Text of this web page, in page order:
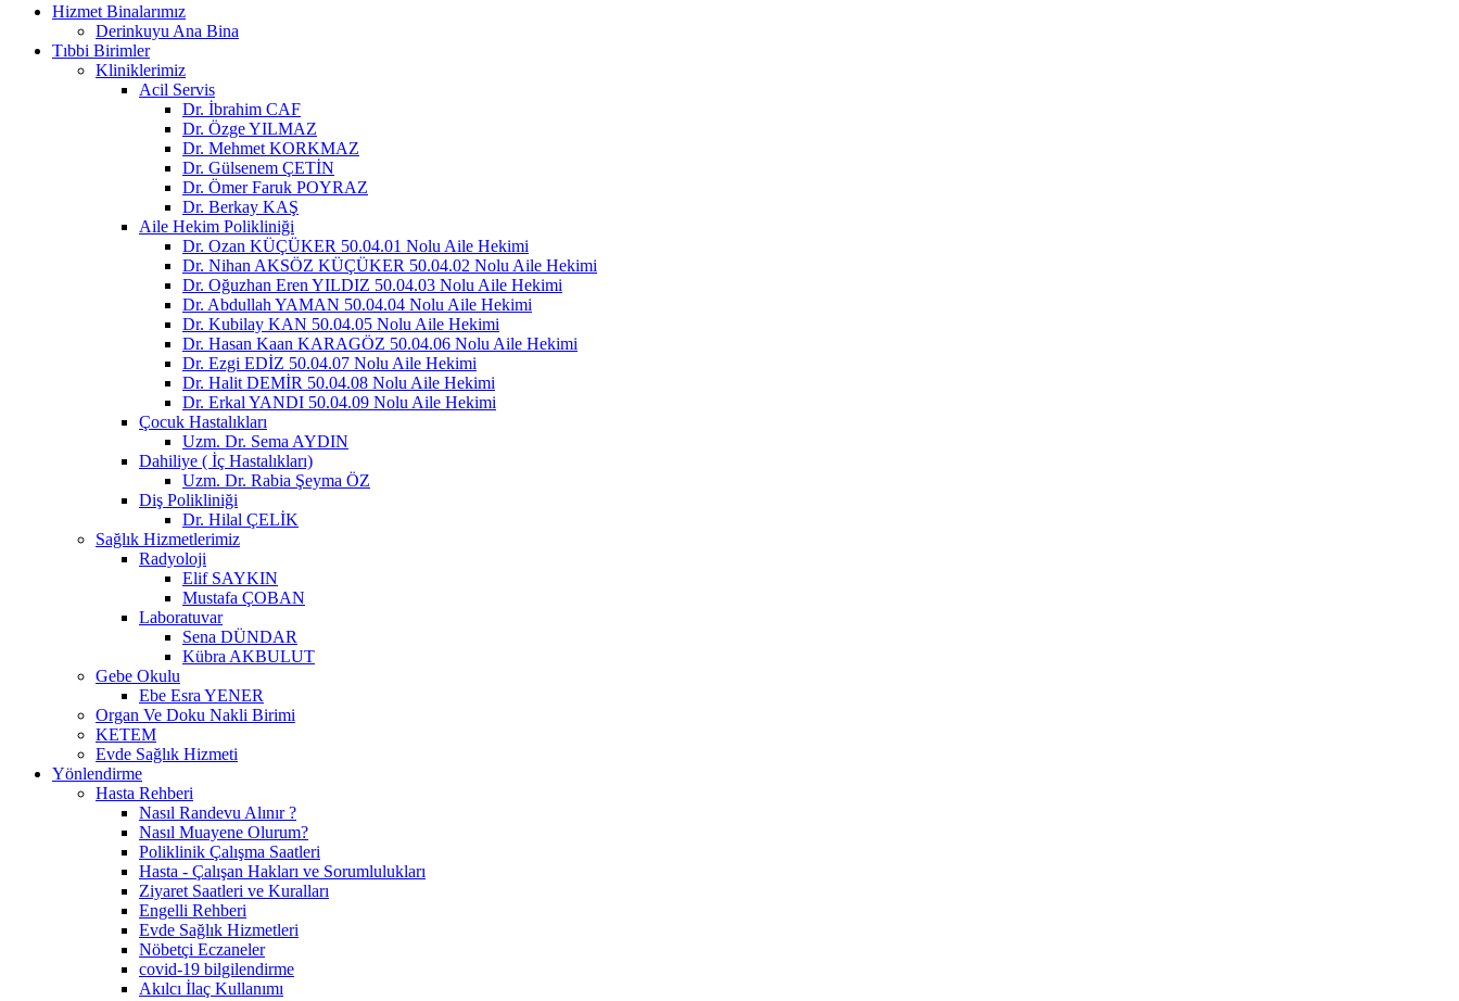
Hizmet Binalarımız
Derinkuyu Ana Bina
Tıbbi Birimler
Kliniklerimiz
Acil Servis
Dr. İbrahim CAF
Dr. Özge YILMAZ
Dr. Mehmet KORKMAZ
Dr. Gülsenem ÇETİN
Dr. Ömer Faruk POYRAZ
Dr. Berkay KAŞ
Aile Hekim Polikliniği
Dr. Ozan KÜÇÜKER 50.04.01 Nolu Aile Hekimi
Dr. Nihan AKSÖZ KÜÇÜKER 50.04.02 Nolu Aile Hekimi
Dr. Oğuzhan Eren YILDIZ 50.04.03 Nolu Aile Hekimi
Dr. Abdullah YAMAN 50.04.04 Nolu Aile Hekimi
Dr. Kubilay KAN 50.04.05 Nolu Aile Hekimi
Dr. Hasan Kaan KARAGÖZ 50.04.06 Nolu Aile Hekimi
Dr. Ezgi EDİZ 50.04.07 Nolu Aile Hekimi
Dr. Halit DEMİR 50.04.08 Nolu Aile Hekimi
Dr. Erkal YANDI 50.04.09 Nolu Aile Hekimi
Çocuk Hastalıkları
Uzm. Dr. Sema AYDIN
Dahiliye ( İç Hastalıkları)
Uzm. Dr. Rabia Şeyma ÖZ
Diş Polikliniği
Dr. Hilal ÇELİK
Sağlık Hizmetlerimiz
Radyoloji
Elif SAYKIN
Mustafa ÇOBAN
Laboratuvar
Sena DÜNDAR
Kübra AKBULUT
Gebe Okulu
Ebe Esra YENER
Organ Ve Doku Nakli Birimi
KETEM
Evde Sağlık Hizmeti
Yönlendirme
Hasta Rehberi
Nasıl Randevu Alınır ?
Nasıl Muayene Olurum?
Poliklinik Çalışma Saatleri
Hasta - Çalışan Hakları ve Sorumlulukları
Ziyaret Saatleri ve Kuralları
Engelli Rehberi
Evde Sağlık Hizmetleri
Nöbetçi Eczaneler
covid-19 bilgilendirme
Akılcı İlaç Kullanımı